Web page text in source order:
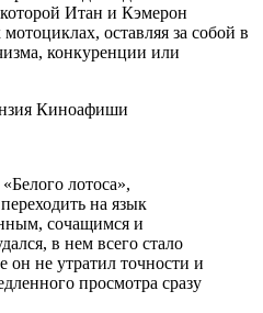
Итан и Кэмерон
оставляя за собой в
конкуренции или
лотоса»,
на язык
сочащимся и
в нем всего стало
он не утратил точности и
просмотра сразу